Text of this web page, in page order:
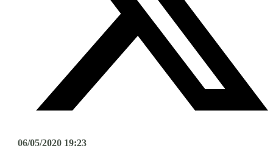
06/05/2020 19:23